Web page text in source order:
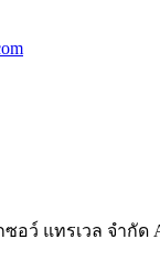
อว์ แทรเวล จำกัด